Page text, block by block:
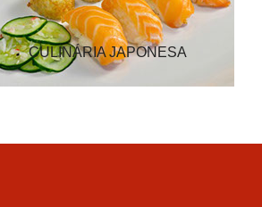
CULINÁRIA JAPONESA